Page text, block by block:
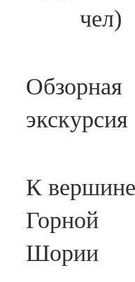
чел)
Обзорная
экскурсия
К вершине
Горной
Шории